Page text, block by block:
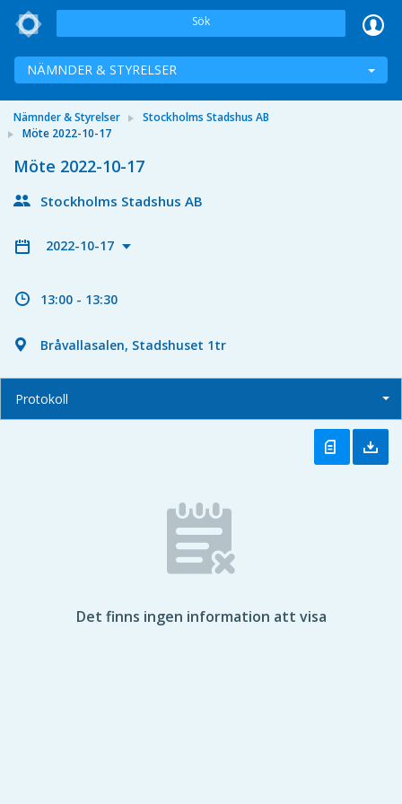
Sök
NÄMNDER & STYRELSER
Nämnder & Styrelser
Stockholms Stadshus AB
Möte 2022-10-17
Möte 2022-10-17
Stockholms Stadshus AB
2022-10-17
13:00 - 13:30
Bråvallasalen, Stadshuset 1tr
Protokoll
Det finns ingen information att visa